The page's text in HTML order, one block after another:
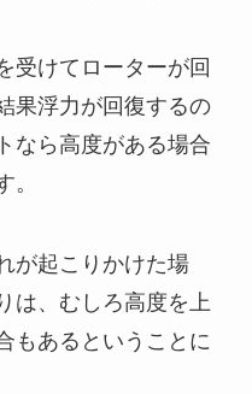
受けてローターが回
果浮力が回復するの
なら高度がある場合
。
が起こりかけた場
は、むしろ高度を上
もあるということに